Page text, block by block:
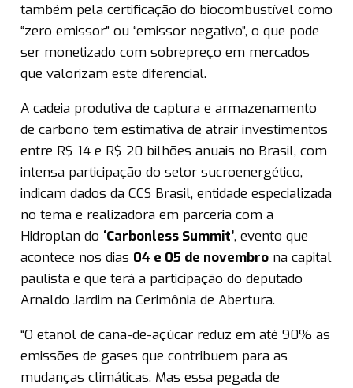
também pela certificação do biocombustível como
“zero emissor” ou “emissor negativo”, o que pode
ser monetizado com sobrepreço em mercados
que valorizam este diferencial.
A cadeia produtiva de captura e armazenamento
de carbono tem estimativa de atrair investimentos
entre R$ 14 e R$ 20 bilhões anuais no Brasil, com
intensa participação do setor sucroenergético,
indicam dados da CCS Brasil, entidade especializada
no tema e realizadora em parceria com a
Hidroplan do ‘Carbonless Summit’, evento que
acontece nos dias 04 e 05 de novembro na capital
paulista e que terá a participação do deputado
Arnaldo Jardim na Cerimônia de Abertura.
“O etanol de cana-de-açúcar reduz em até 90% as
emissões de gases que contribuem para as
mudanças climáticas. Mas essa pegada de